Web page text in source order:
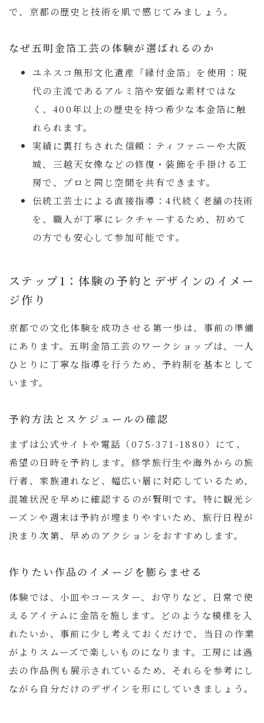
で、京都の歴史と技術を肌で感じてみましょう。
なぜ五明金箔工芸の体験が選ばれるのか
ユネスコ無形文化遺産「縁付金箔」を使用： 現
代の主流であるアルミ箔や安価な素材ではな
く、400年以上の歴史を持つ希少な本金箔に触
れられます。
実績に裏打ちされた信頼： ティファニーや大阪
城、三越天女像などの修復・装飾を手掛ける工
房で、プロと同じ空間を共有できます。
伝統工芸士による直接指導：4代続く老舗の技術
を、職人が丁寧にレクチャーするため、初めて
の方でも安心して参加可能です。
ステップ1：体験の予約とデザインのイメー
ジ作り
京都での文化体験を成功させる第一歩は、事前の準備
にあります。五明金箔工芸のワークショップは、一人
ひとりに丁寧な指導を行うため、予約制を基本として
います。
予約方法とスケジュールの確認
まずは公式サイトや電話（075-371-1880）にて、
希望の日時を予約します。修学旅行生や海外からの旅
行者、家族連れなど、幅広い層に対応しているため、
混雑状況を早めに確認するのが賢明です。 特に観光シ
ーズンや週末は予約が埋まりやすいため、旅行日程が
決まり次第、早めのアクションをおすすめします。
作りたい作品のイメージを膨らませる
体験では、小皿やコースター、お守りなど、日常で使
えるアイテムに金箔を施します。どのような模様を入
れたいか、事前に少し考えておくだけで、当日の作業
がよりスムーズで楽しいものになります。工房には過
去の作品例も展示されているため、それらを参考にし
ながら自分だけのデザインを形にしていきましょう。